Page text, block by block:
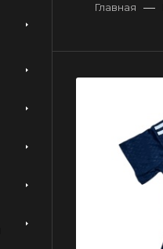
Главная —